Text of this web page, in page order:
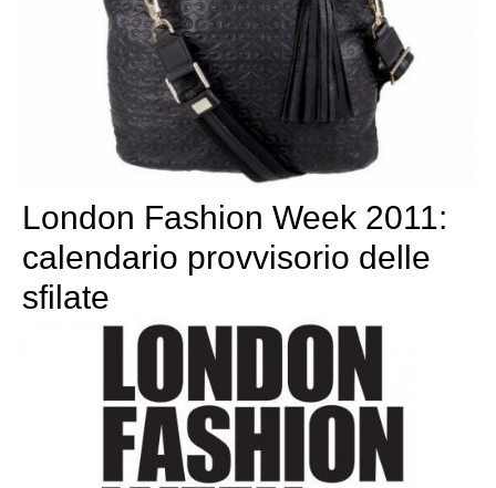
London Fashion Week 2011:
calendario provvisorio delle
sfilate